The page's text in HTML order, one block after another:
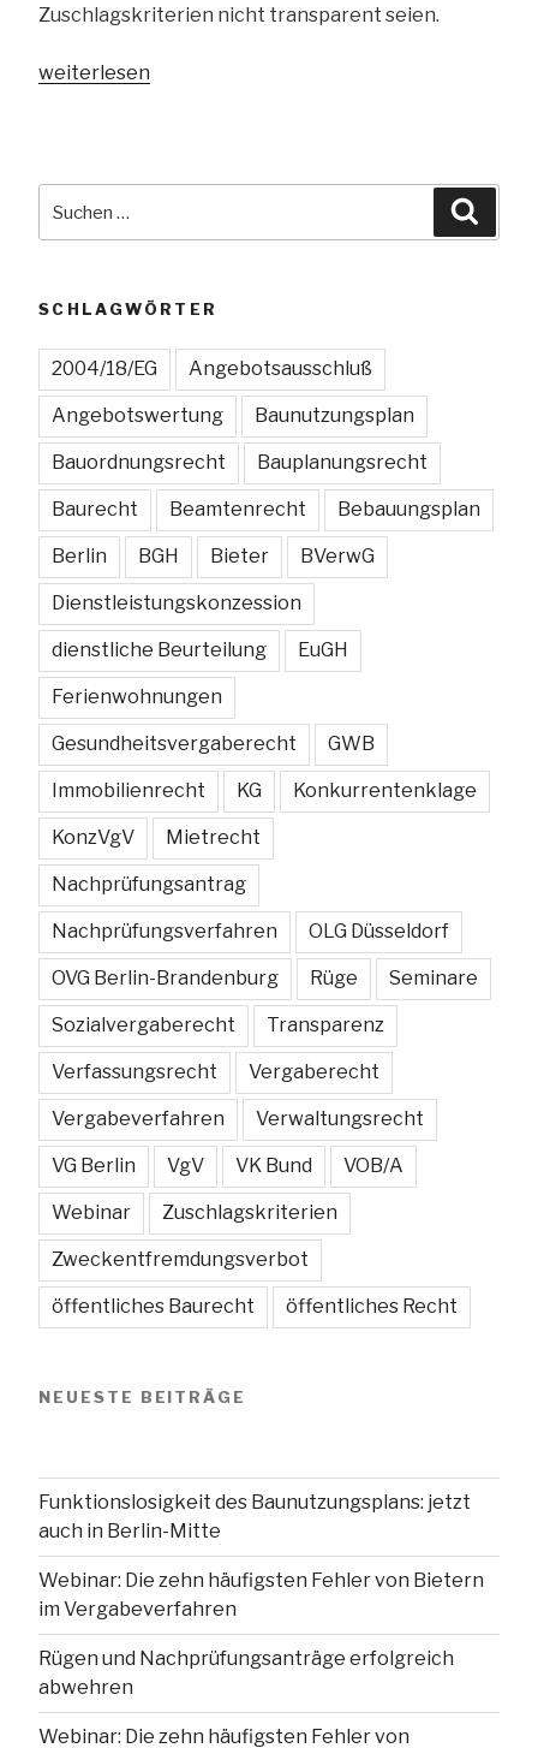
Zuschlagskriterien nicht transparent seien.
„OLG
Umrechnung
des
Preises
Wertungspunkte
bekanntgemacht
werden“
weiterlesen
nach:
SCHLAGWÖRTER
2004/18/EG Angebotsausschluß
Angebotswertung Baunutzungsplan
Bauordnungsrecht Bauplanungsrecht
Baurecht Beamtenrecht Bebauungsplan
Berlin BGH Bieter BVerwG
Dienstleistungskonzession
dienstliche Beurteilung EuGH
Ferienwohnungen
Gesundheitsvergaberecht GWB
Immobilienrecht KG Konkurrentenklage
KonzVgV Mietrecht
Nachprüfungsantrag
Nachprüfungsverfahren OLG Düsseldorf
OVG Berlin-Brandenburg Rüge Seminare
Sozialvergaberecht Transparenz
Verfassungsrecht Vergaberecht
Vergabeverfahren Verwaltungsrecht
VG Berlin VgV VK Bund VOB/A
Webinar Zuschlagskriterien
Zweckentfremdungsverbot
öffentliches Baurecht öffentliches Recht
NEUESTE BEITRÄGE
Funktionslosigkeit des Baunutzungsplans: jetzt
auch in Berlin-Mitte
Webinar: Die zehn häufigsten Fehler von Bietern
im Vergabeverfahren
Rügen und Nachprüfungsanträge erfolgreich
abwehren
Webinar: Die zehn häufigsten Fehler von